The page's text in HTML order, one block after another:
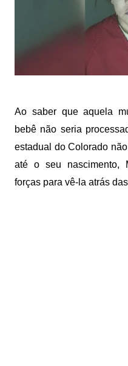
Ao saber que aquela
bebê não seria
estadual do Colorado
até o seu nascimento,
forças para vê-la atrás